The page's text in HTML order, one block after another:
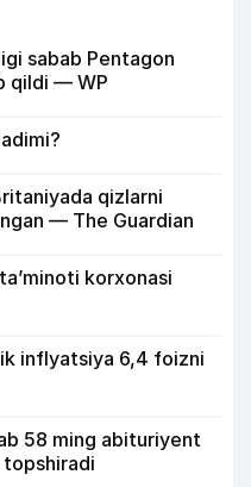
sabab Pentagon
qildi — WP
qizlarni
— The Guardian
korxonasi
inflyatsiya 6,4 foizni
58 ming abituriyent